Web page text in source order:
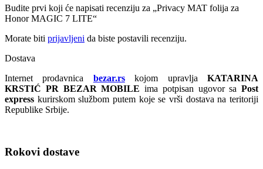
Budite prvi koji će napisati recenziju za „Privacy MAT folija za
Honor MAGIC 7 LITE“
Morate biti prijavljeni da biste postavili recenziju.
Dostava
Internet prodavnica bezar.rskojom upravljaKATARINA
KRSTIĆ PR BEZAR MOBILE ima potpisan ugovor sa Post
express kurirskom službom putem koje se vrši dostava na teritoriji
Republike Srbije.
Rokovi dostave